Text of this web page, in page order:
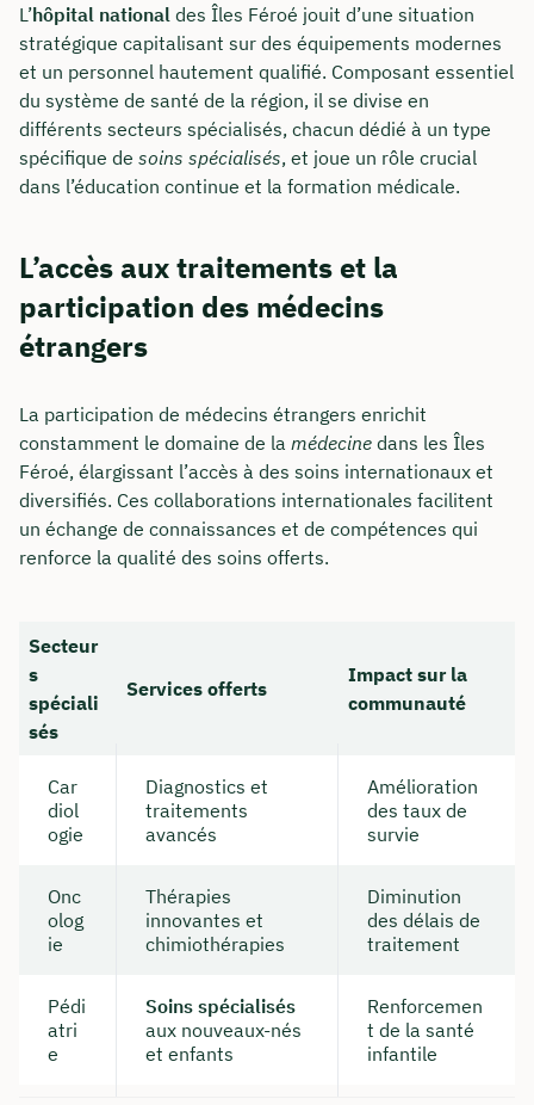
L’hôpital national des Îles Féroé jouit d’une situation
stratégique capitalisant sur des équipements modernes
et un personnel hautement qualifié. Composant essentiel
du système de santé de la région, il se divise en
différents secteurs spécialisés, chacun dédié à un type
spécifique de soins spécialisés, et joue un rôle crucial
dans l’éducation continue et la formation médicale.
L’accès aux traitements et la
participation des médecins
étrangers
La participation de médecins étrangers enrichit
constamment le domaine de la médecine dans les Îles
Féroé, élargissant l’accès à des soins internationaux et
diversifiés. Ces collaborations internationales facilitent
un échange de connaissances et de compétences qui
renforce la qualité des soins offerts.
Secteur
s
spéciali
sés
Services offerts
Impact sur la
communauté
Car
diol
ogie
Diagnostics et
traitements
avancés
Amélioration
des taux de
survie
Onc
olog
ie
Thérapies
innovantes et
chimiothérapies
Diminution
des délais de
traitement
Pédi
atri
e
Soins spécialisés
aux nouveaux-nés
et enfants
Renforcemen
t de la santé
infantile